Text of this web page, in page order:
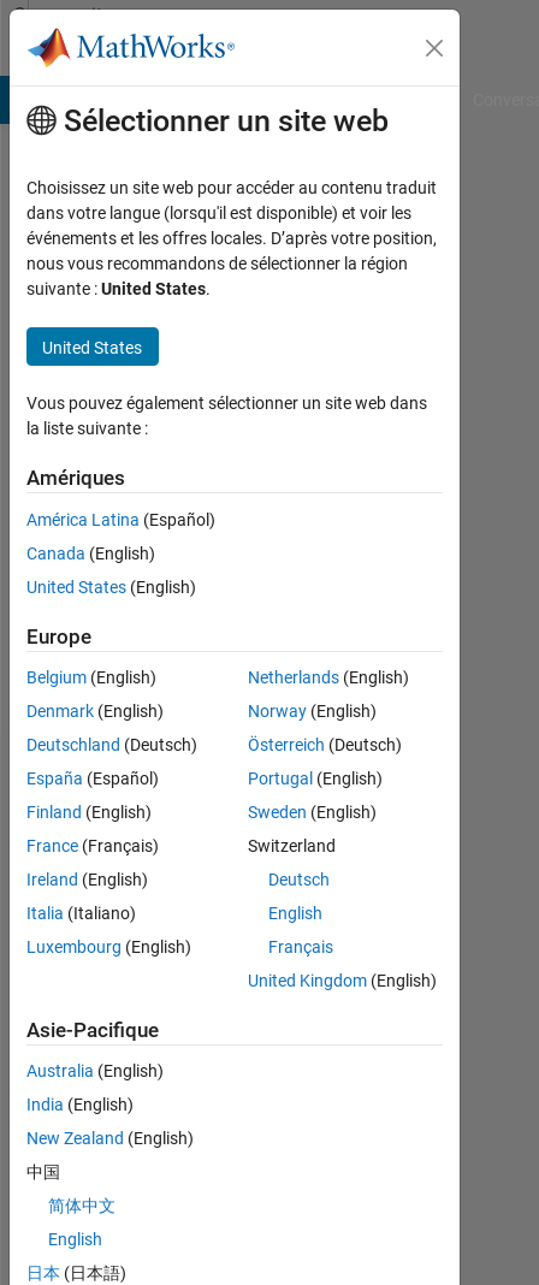
Passer au contenu
Community
Profile
SHAHID
Last
seen:
4
mois
il y a
Actif
depuis
0
Following:
Follow
Tableau de bord
MATLAB Answers
CONTRIBUTIONS L
0
1
RANG
Sélectionner un site web
Choisissez un site web pour accéder au contenu traduit
dans votre langue (lorsqu'il est disponible) et voir les
événements et les offres locales. D’après votre position,
nous vous recommandons de sélectionner la région
suivante :United States.
United States
Vous pouvez également sélectionner un site web dans
la liste suivante :
Amériques
América Latina (Español)
Canada (English)
United States (English)
Europe
Belgium (English)
Denmark (English)
Deutschland (Deutsch)
España (Español)
Finland (English)
France (Français)
Ireland (English)
Italia (Italiano)
Luxembourg (English)
Netherlands(English)
Norway(English)
Österreich (Deutsch)
Portugal (English)
Sweden (English)
Switzerland
Deutsch
English
Français
United Kingdom(English)
Asie-Pacifique
Australia (English)
India (English)
New Zealand (English)
中国
简体中文
English
日本 (日本語)